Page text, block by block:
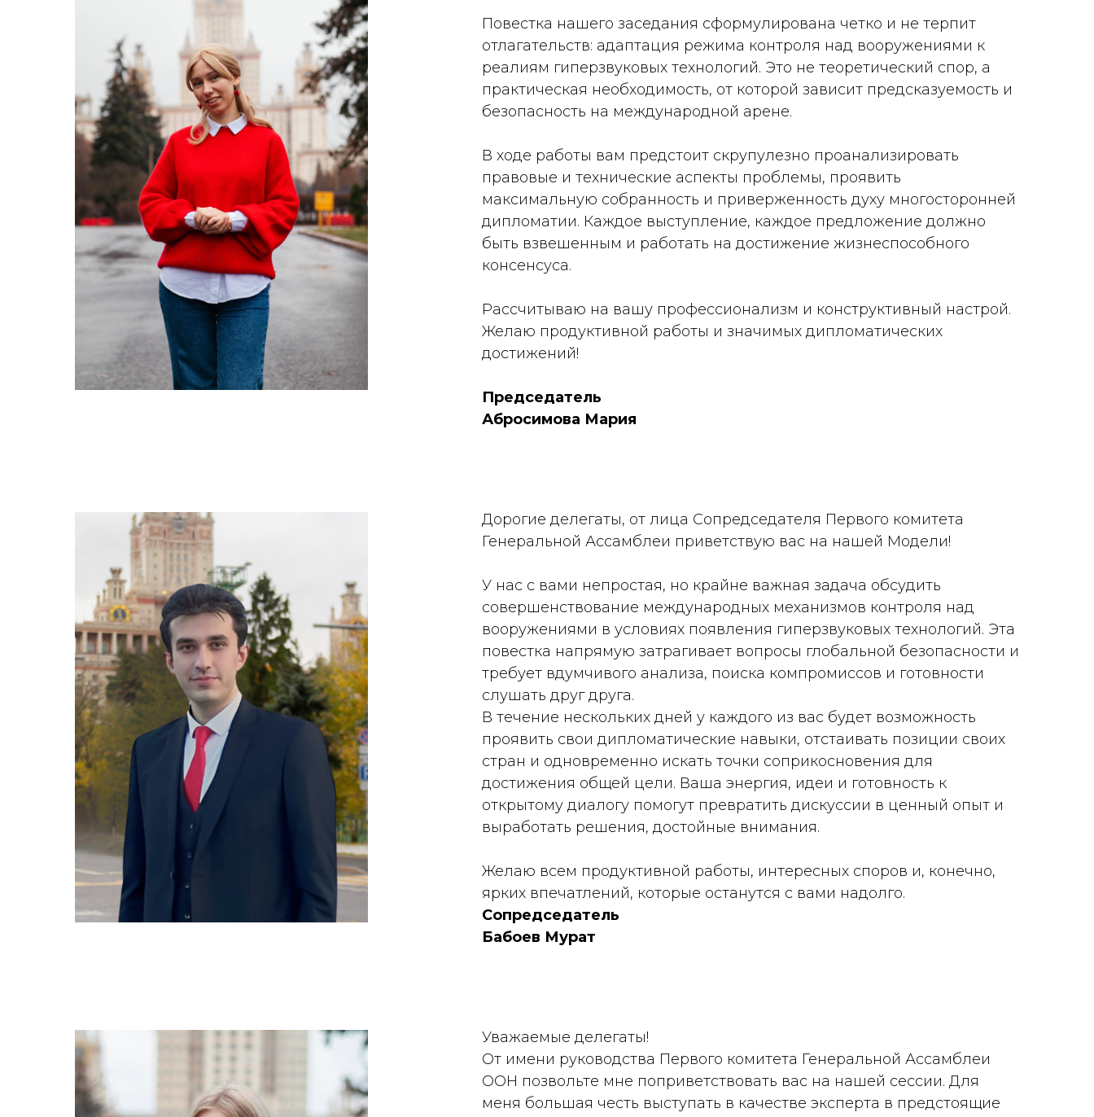
Повестка нашего заседания сформулирована четко и не терпит
отлагательств: адаптация режима контроля над вооружениями к
реалиям гиперзвуковых технологий. Это не теоретический спор, а
практическая необходимость, от которой зависит предсказуемость и
безопасность на международной арене.
В ходе работы вам предстоит скрупулезно проанализировать
правовые и технические аспекты проблемы, проявить
максимальную собранность и приверженность духу многосторонней
дипломатии. Каждое выступление, каждое предложение должно
быть взвешенным и работать на достижение жизнеспособного
консенсуса.
Рассчитываю на вашу профессионализм и конструктивный настрой.
Желаю продуктивной работы и значимых дипломатических
достижений!
Председатель
Абросимова Мария
Дорогие делегаты, от лица Сопредседателя Первого комитета
Генеральной Ассамблеи приветствую вас на нашей Модели!
У нас с вами непростая, но крайне важная задача обсудить
совершенствование международных механизмов контроля над
вооружениями в условиях появления гиперзвуковых технологий. Эта
повестка напрямую затрагивает вопросы глобальной безопасности и
требует вдумчивого анализа, поиска компромиссов и готовности
слушать друг друга.
В течение нескольких дней у каждого из вас будет возможность
проявить свои дипломатические навыки, отстаивать позиции своих
стран и одновременно искать точки соприкосновения для
достижения общей цели. Ваша энергия, идеи и готовность к
открытому диалогу помогут превратить дискуссии в ценный опыт и
выработать решения, достойные внимания.
Желаю всем продуктивной работы, интересных споров и, конечно,
ярких впечатлений, которые останутся с вами надолго.
Сопредседатель
Бабоев Мурат
Уважаемые делегаты!
От имени руководства Первого комитета Генеральной Ассамблеи
ООН позвольте мне поприветствовать вас на нашей сессии. Для
меня большая честь выступать в качестве эксперта в предстоящие